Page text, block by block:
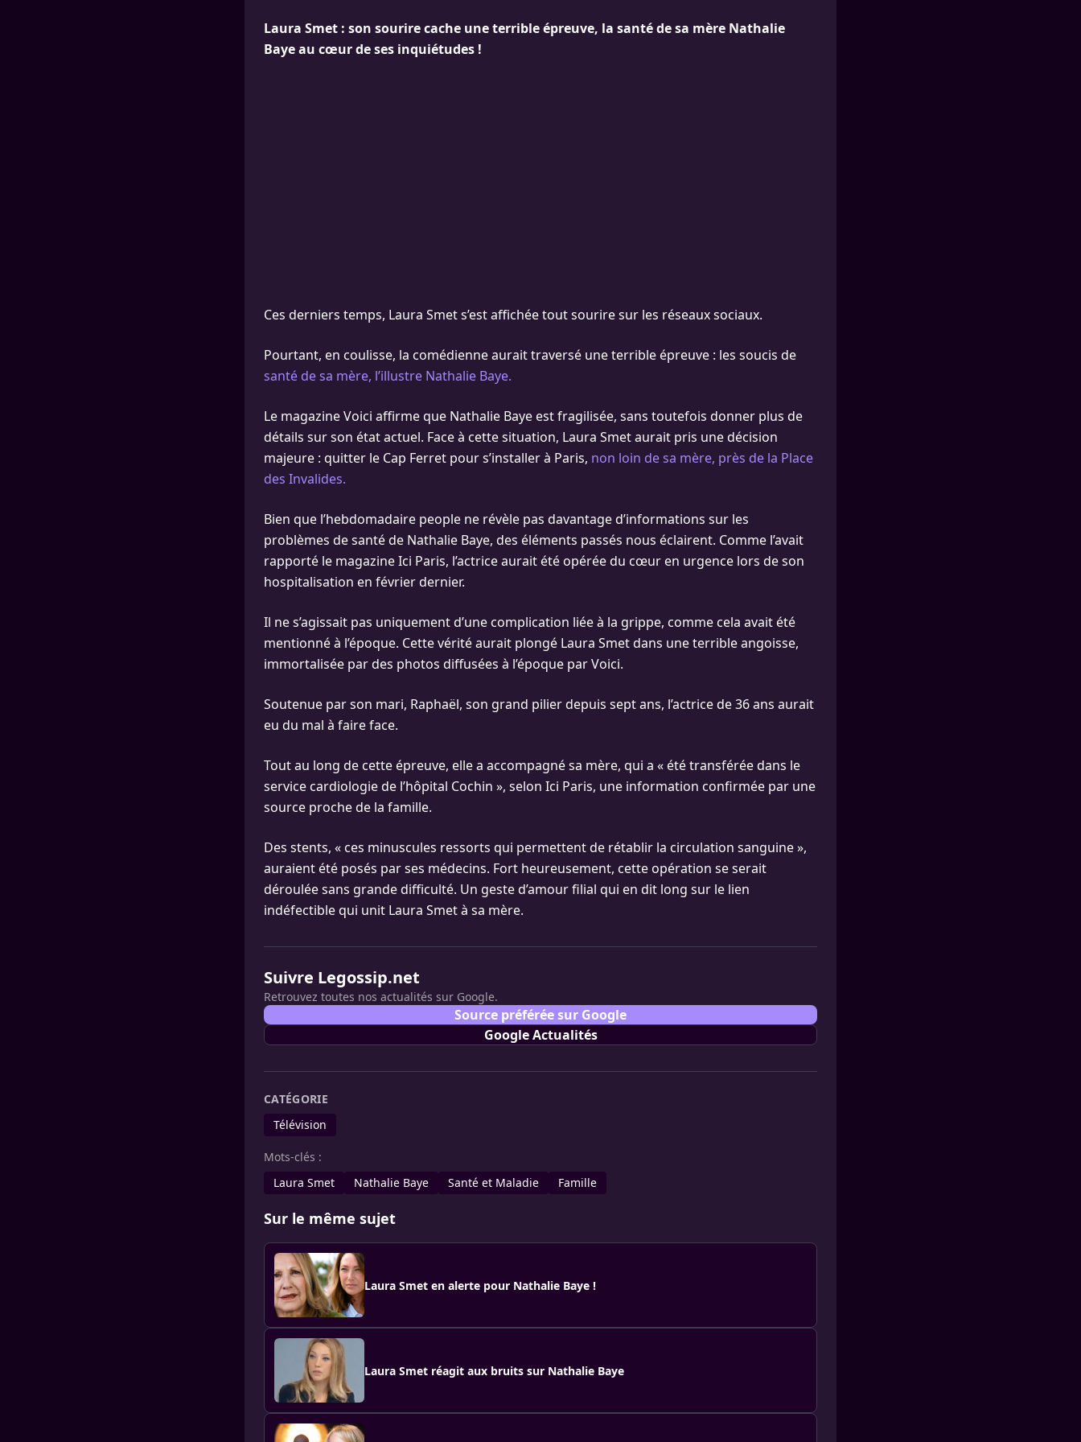
Laura Smet : son sourire cache une terrible épreuve, la santé de sa mère Nathalie
Baye au cœur de ses inquiétudes !
Ces derniers temps, Laura Smet s’est affichée tout sourire sur les réseaux sociaux.
Pourtant, en coulisse, la comédienne aurait traversé une terrible épreuve : les soucis de
santé de sa mère, l’illustre Nathalie Baye.
Le magazine Voici affirme que Nathalie Baye est fragilisée, sans toutefois donner plus de
détails sur son état actuel. Face à cette situation, Laura Smet aurait pris une décision
majeure : quitter le Cap Ferret pour s’installer à Paris, non loin de sa mère, près de la Place
des Invalides.
Bien que l’hebdomadaire people ne révèle pas davantage d’informations sur les
problèmes de santé de Nathalie Baye, des éléments passés nous éclairent. Comme l’avait
rapporté le magazine Ici Paris, l’actrice aurait été opérée du cœur en urgence lors de son
hospitalisation en février dernier.
Il ne s’agissait pas uniquement d’une complication liée à la grippe, comme cela avait été
mentionné à l’époque. Cette vérité aurait plongé Laura Smet dans une terrible angoisse,
immortalisée par des photos diffusées à l’époque par Voici.
Soutenue par son mari, Raphaël, son grand pilier depuis sept ans, l’actrice de 36 ans aurait
eu du mal à faire face.
Tout au long de cette épreuve, elle a accompagné sa mère, qui a « été transférée dans le
service cardiologie de l’hôpital Cochin », selon Ici Paris, une information confirmée par une
source proche de la famille.
Des stents, « ces minuscules ressorts qui permettent de rétablir la circulation sanguine »,
auraient été posés par ses médecins. Fort heureusement, cette opération se serait
déroulée sans grande difficulté. Un geste d’amour filial qui en dit long sur le lien
indéfectible qui unit Laura Smet à sa mère.
Suivre Legossip.net
Retrouvez toutes nos actualités sur Google.
Source préférée sur Google
Google Actualités
CATÉGORIE
Télévision
Mots-clés :
Laura Smet
Nathalie Baye Santé et Maladie Famille
Sur le même sujet
Laura Smet en alerte pour Nathalie Baye !
Laura Smet réagit aux bruits sur Nathalie Baye